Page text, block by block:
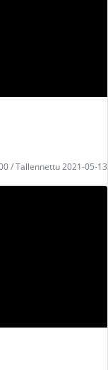
/ Tallennettu 2021-05-13